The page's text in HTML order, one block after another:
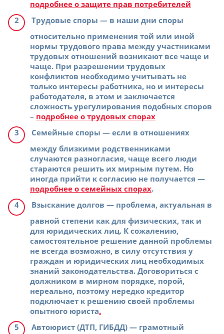
подробнее о защите прав потребителей
Трудовые споры — в наши дни споры
относительно применения той или иной
нормы трудового права между участниками
трудовых отношений возникают все чаще и
чаще. При разрешении трудовых
конфликтов необходимо учитывать не
только интересы работника, но и интересы
работодателя, в этом и заключается
сложность урегулирования подобных споров
– подробнее о трудовых спорах
Семейные споры — если в отношениях
между близкими родственниками
случаются разногласия, чаще всего люди
стараются решить их мирным путем. Но
иногда прийти к согласию не получается —
подробнее о семейных спорах.
Взыскание долгов — проблема, актуальная в
равной степени как для физических, так и
для юридических лиц. К сожалению,
самостоятельное решение данной проблемы
не всегда возможно, в силу отсутствия у
граждан и юридических лиц необходимых
знаний законодательства. Договориться с
должником в мирном порядке, порой,
нереально, поэтому нередко кредитор
подключает к решению своей проблемы
опытного юриста.
Автоюрист (ДТП, ГИБДД) — грамотный